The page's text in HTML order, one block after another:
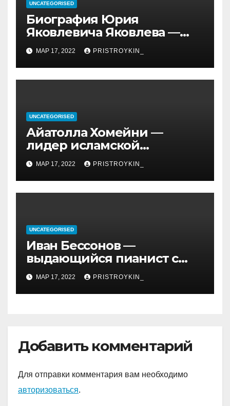
UNCATEGORISED
Биография Юрия
Яковлевича Яковлева —
история его личной и
профессиональной жизни
МАР 17, 2022 PRISTROYKIN_
UNCATEGORISED
Айатолла Хомейни —
лидер исламской
революции, его биография
и идеология, роль в
иранской политике и
последствия его
МАР 17, 2022 PRISTROYKIN_
UNCATEGORISED
Иван Бессонов —
выдающийся пианист с
уникальным талантом и
впечатляющими
достижениями
МАР 17, 2022 PRISTROYKIN_
Добавить комментарий
Для отправки комментария вам необходимо
авторизоваться.